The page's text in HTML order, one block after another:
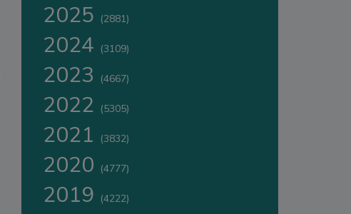
2025 (2881)
2024 (3109)
2023 (4667)
2022 (5305)
2021 (3832)
2020 (4777)
2019 (4222)